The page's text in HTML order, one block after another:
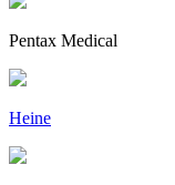
Pentax Medical
Heine